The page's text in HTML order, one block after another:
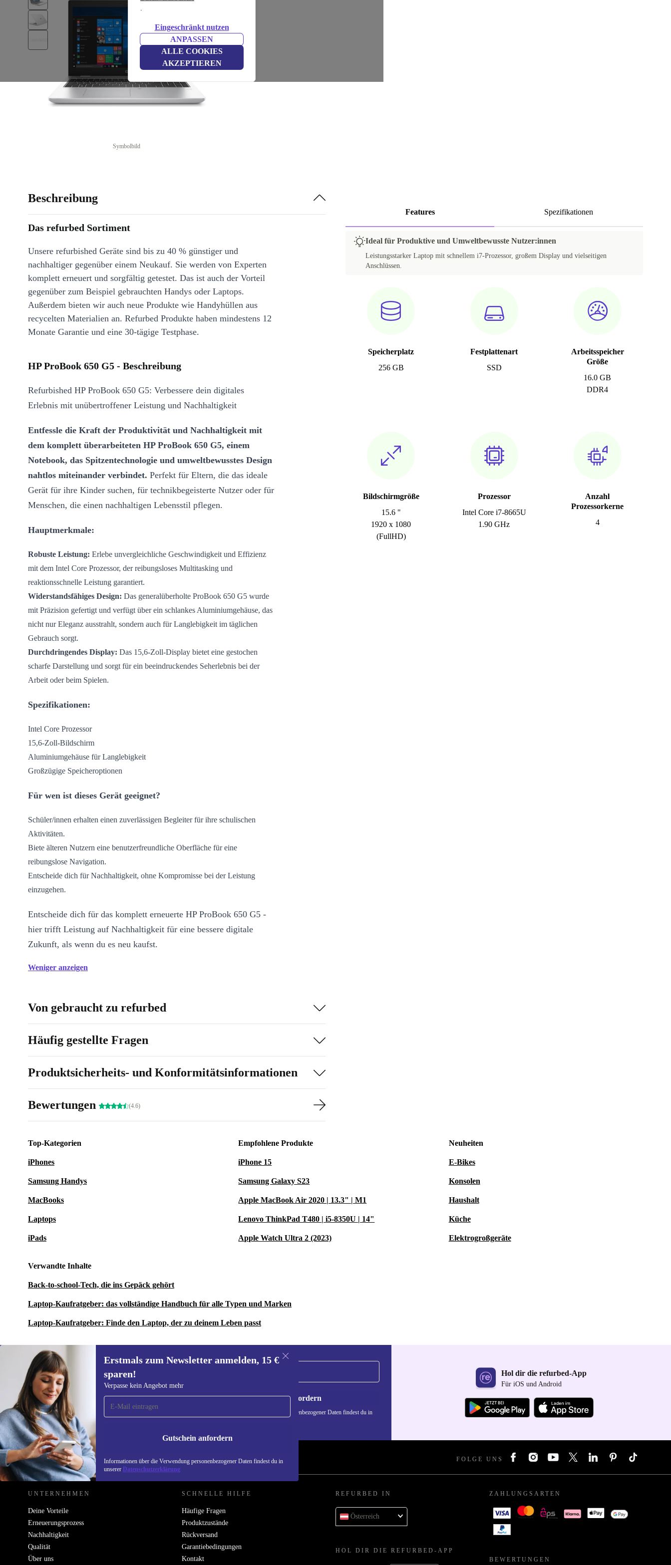
.
Eingeschränkt nutzen
ANPASSEN
ALLE COOKIES
AKZEPTIEREN
Symbolbild
Features Spezifikationen
Ideal für Produktive und Umweltbewusste Nutzer:innen
Leistungsstarker Laptop mit schnellem i7-Prozessor, großem Display und vielseitigen
Anschlüssen.
Speicherplatz
256 GB
Festplattenart
SSD
Arbeitsspeicher
Größe
16.0 GB
DDR4
Bildschirmgröße
15.6 "
1920 x 1080
(FullHD)
Prozessor
Intel Core i7-8665U
1.90 GHz
Anzahl
Prozessorkerne
4
Beschreibung
Das refurbed Sortiment
Unsere refurbished Geräte sind bis zu 40 % günstiger und
nachhaltiger gegenüber einem Neukauf. Sie werden von Experten
komplett erneuert und sorgfältig getestet. Das ist auch der Vorteil
gegenüber zum Beispiel gebrauchten Handys oder Laptops.
Außerdem bieten wir auch neue Produkte wie Handyhüllen aus
recycelten Materialien an. Refurbed Produkte haben mindestens 12
Monate Garantie und eine 30-tägige Testphase.
HP ProBook 650 G5 - Beschreibung
Refurbished HP ProBook 650 G5: Verbessere dein digitales
Erlebnis mit unübertroffener Leistung und Nachhaltigkeit
Entfessle die Kraft der Produktivität und Nachhaltigkeit mit
dem komplett überarbeiteten HP ProBook 650 G5, einem
Notebook, das Spitzentechnologie und umweltbewusstes Design
nahtlos miteinander verbindet. Perfekt für Eltern, die das ideale
Gerät für ihre Kinder suchen, für technikbegeisterte Nutzer oder für
Menschen, die einen nachhaltigen Lebensstil pflegen.
Hauptmerkmale:
Robuste Leistung: Erlebe unvergleichliche Geschwindigkeit und Effizienz
mit dem Intel Core Prozessor, der reibungsloses Multitasking und
reaktionsschnelle Leistung garantiert.
Widerstandsfähiges Design: Das generalüberholte ProBook 650 G5 wurde
mit Präzision gefertigt und verfügt über ein schlankes Aluminiumgehäuse, das
nicht nur Eleganz ausstrahlt, sondern auch für Langlebigkeit im täglichen
Gebrauch sorgt.
Durchdringendes Display: Das 15,6-Zoll-Display bietet eine gestochen
scharfe Darstellung und sorgt für ein beeindruckendes Seherlebnis bei der
Arbeit oder beim Spielen.
Spezifikationen:
Intel Core Prozessor
15,6-Zoll-Bildschirm
Aluminiumgehäuse für Langlebigkeit
Großzügige Speicheroptionen
Für wen ist dieses Gerät geeignet?
Schüler/innen erhalten einen zuverlässigen Begleiter für ihre schulischen
Aktivitäten.
Biete älteren Nutzern eine benutzerfreundliche Oberfläche für eine
reibungslose Navigation.
Entscheide dich für Nachhaltigkeit, ohne Kompromisse bei der Leistung
einzugehen.
Entscheide dich für das komplett erneuerte HP ProBook 650 G5 -
hier trifft Leistung auf Nachhaltigkeit für eine bessere digitale
Zukunft, als wenn du es neu kaufst.
Weniger anzeigen
Von gebraucht zu refurbed
Häufig gestellte Fragen
Produktsicherheits- und Konformitätsinformationen
Bewertungen (4.6)
Top-Kategorien
iPhones
Samsung Handys
MacBooks
Laptops
iPads
Empfohlene Produkte
iPhone 15
Samsung Galaxy S23
Apple MacBook Air 2020 | 13.3" | M1
Lenovo ThinkPad T480 | i5-8350U | 14"
Apple Watch Ultra 2 (2023)
Neuheiten
E-Bikes
Konsolen
Haushalt
Küche
Elektrogroßgeräte
Verwandte Inhalte
Back-to-school-Tech, die ins Gepäck gehört
Laptop-Kaufratgeber: das vollständige Handbuch für alle Typen und Marken
Laptop-Kaufratgeber: Finde den Laptop, der zu deinem Leben passt
Erstmals zum Newsletter anmelden, 15 €
sparen!
Verpasse kein Angebot mehr
Gutschein anfordern
Informationen über die Verwendung personenbezogener Daten findest du in
unserer Datenschutzerklärung
Erstmals zum Newsletter
anmelden, 15 € sparen!
Verpasse kein Angebot mehr.
Gutschein anfordern
Informationen über die Verwendung personenbezogener Daten findest du in
Hol dir die refurbed-App
Für iOS und Android
REFURBED ÖSTERREICH - RETHINK NEW. FOLGE UNS
UNTERNEHMEN
Deine Vorteile
Erneuerungsprozess
Nachhaltigkeit
Qualität
Über uns
SCHNELLE HILFE
Häufige Fragen
Produktzustände
Rückversand
Garantiebedingungen
Kontakt
REFURBED IN
Österreich
HOL DIR DIE REFURBED-APP
ZAHLUNGSARTEN
BEWERTUNGEN